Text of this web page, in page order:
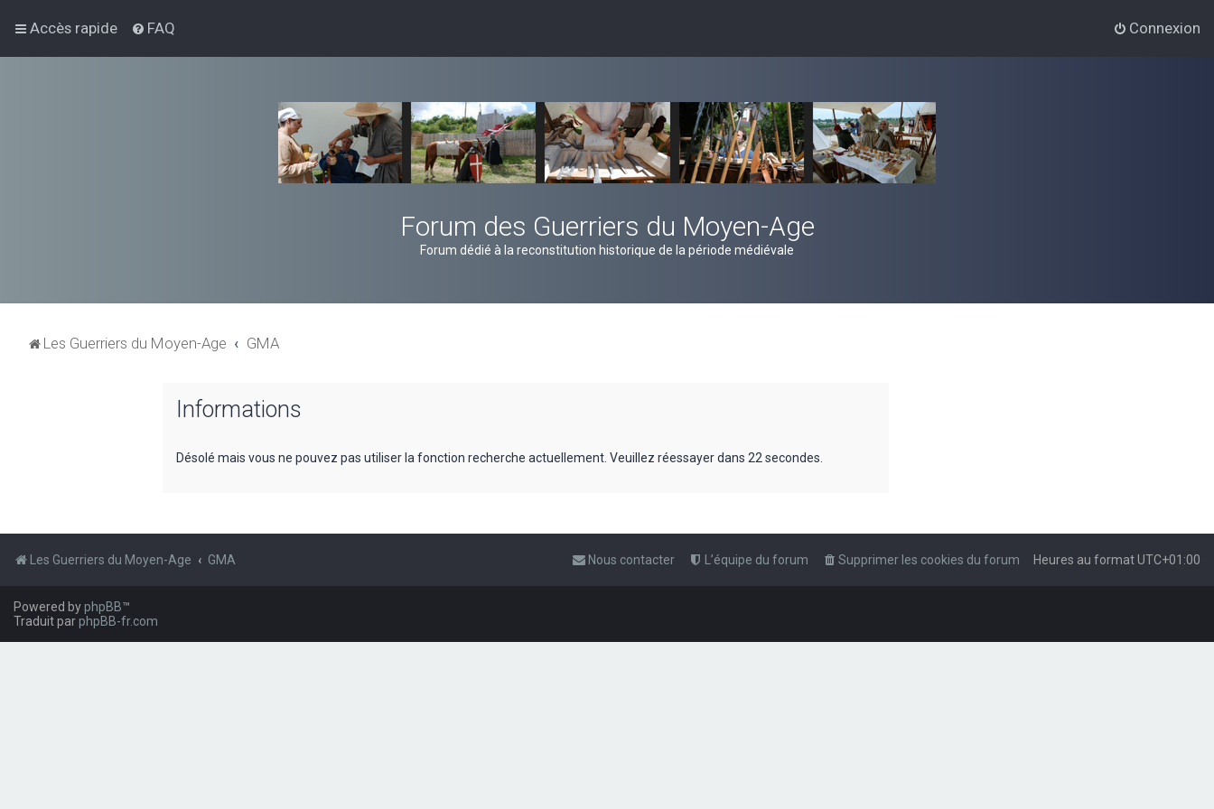
Accès rapide FAQ Connexion
Forum des Guerriers du Moyen-Age
Forum dédié à la reconstitution historique de la période médiévale
Les Guerriers du Moyen-Age GMA
Informations
Désolé mais vous ne pouvez pas utiliser la fonction recherche actuellement. Veuillez réessayer dans 22 secondes.
Les Guerriers du Moyen-Age GMA Heures au formatUTC+01:00
Supprimer les cookies du forum
L’équipe du forum
Nous contacter
Powered byphpBB™
Traduit parphpBB-fr.com